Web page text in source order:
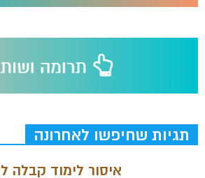
תגיות שחיפשו לאחרונה
איסור לימוד קבלה